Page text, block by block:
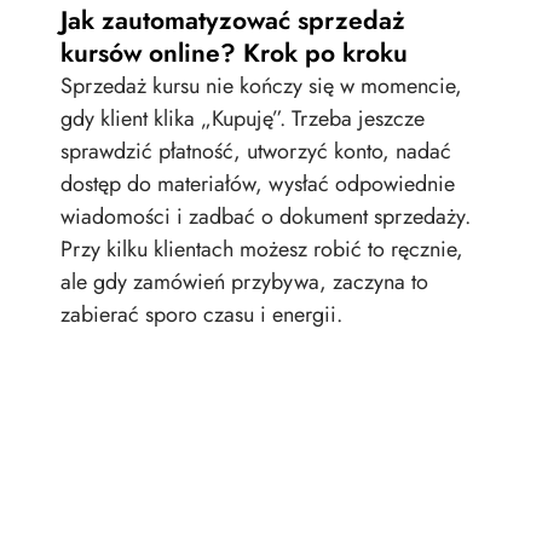
Jak zautomatyzować sprzedaż
kursów online? Krok po kroku
Sprzedaż kursu nie kończy się w momencie,
gdy klient klika „Kupuję”. Trzeba jeszcze
sprawdzić płatność, utworzyć konto, nadać
dostęp do materiałów, wysłać odpowiednie
wiadomości i zadbać o dokument sprzedaży.
Przy kilku klientach możesz robić to ręcznie,
ale gdy zamówień przybywa, zaczyna to
zabierać sporo czasu i energii.